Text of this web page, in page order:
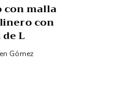
con malla
con
L
Gómez